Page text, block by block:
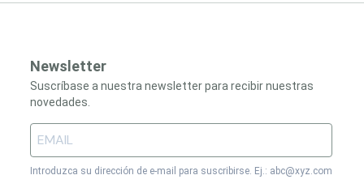
Newsletter
Suscríbase a nuestra newsletter para recibir nuestras
novedades.
Introduzca su dirección de e-mail para suscribirse. Ej.: abc@xyz.com